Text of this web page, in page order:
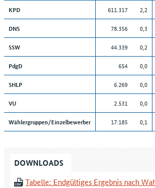
KPD 611.317 2,2
DNS 78.356 0,3
SSW 44.339 0,2
PdgD 654 0,0
SHLP 6.269 0,0
VU 2.531 0,0
Wählergruppen/Einzelbewerber 17.185 0,1
DOWNLOADS
Tabelle: Endgültiges Ergebnis nach